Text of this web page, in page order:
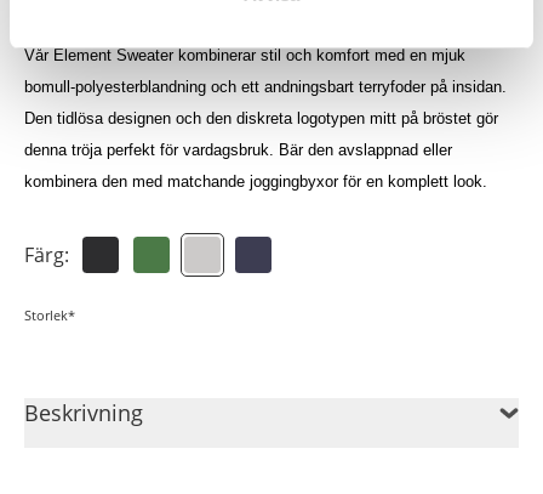
Vår Element Sweater kombinerar stil och komfort med en mjuk
bomull-polyesterblandning och ett andningsbart terryfoder på insidan.
Den tidlösa designen och den diskreta logotypen mitt på bröstet gör
denna tröja perfekt för vardagsbruk. Bär den avslappnad eller
kombinera den med matchande joggingbyxor för en komplett look.
Färg:
Storlek*
Beskrivning